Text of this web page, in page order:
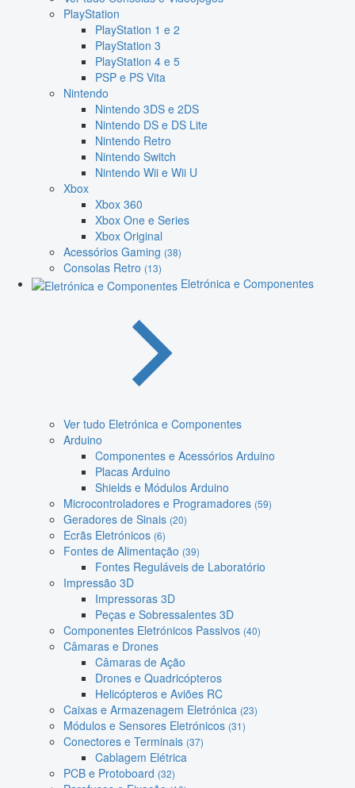
PlayStation
PlayStation 1 e 2
PlayStation 3
PlayStation 4 e 5
PSP e PS Vita
Nintendo
Nintendo 3DS e 2DS
Nintendo DS e DS Lite
Nintendo Retro
Nintendo Switch
Nintendo Wii e Wii U
Xbox
Xbox 360
Xbox One e Series
Xbox Original
Acessórios Gaming (38)
Consolas Retro (13)
Eletrónica e Componentes
Ver tudo Eletrónica e Componentes
Arduino
Componentes e Acessórios Arduino
Placas Arduino
Shields e Módulos Arduino
Microcontroladores e Programadores (59)
Geradores de Sinais (20)
Ecrãs Eletrónicos (6)
Fontes de Alimentação (39)
Fontes Reguláveis de Laboratório
Impressão 3D
Impressoras 3D
Peças e Sobressalentes 3D
Componentes Eletrónicos Passivos (40)
Câmaras e Drones
Câmaras de Ação
Drones e Quadricópteros
Helicópteros e Aviões RC
Caixas e Armazenagem Eletrónica (23)
Módulos e Sensores Eletrónicos (31)
Conectores e Terminais (37)
Cablagem Elétrica
PCB e Protoboard (32)